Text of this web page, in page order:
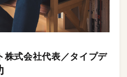
株式会社代表／タイプデ